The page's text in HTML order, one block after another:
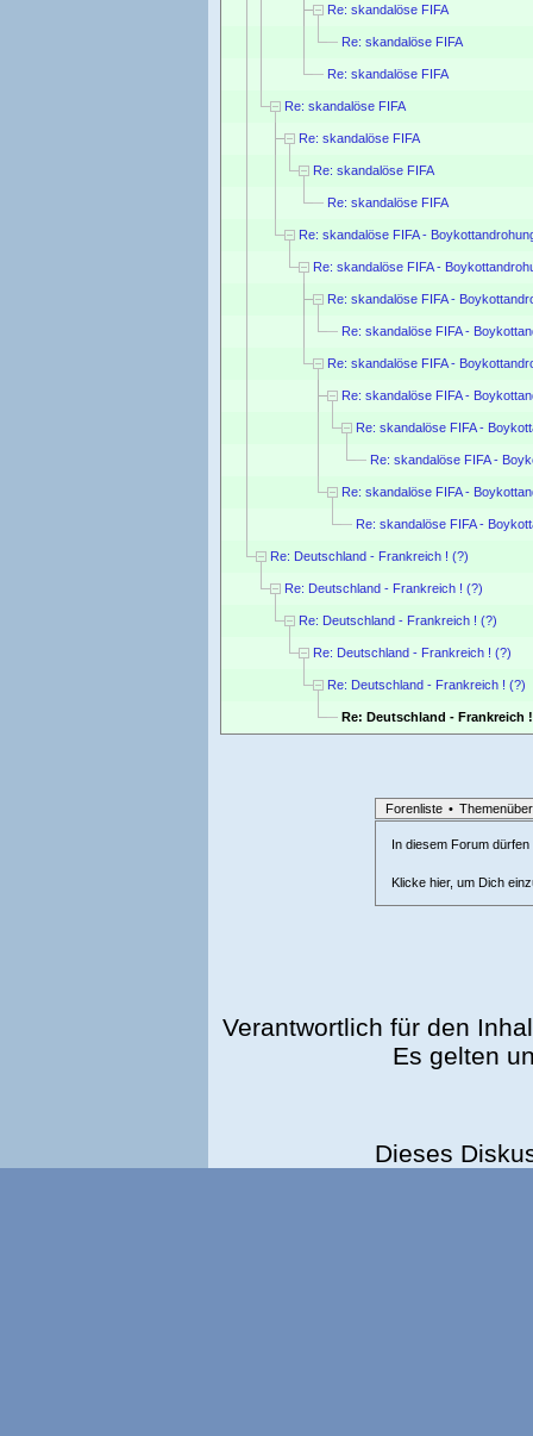
Re: skandalöse FIFA
Re: skandalöse FIFA
Re: skandalöse FIFA
Re: skandalöse FIFA
Re: skandalöse FIFA
Re: skandalöse FIFA
Re: skandalöse FIFA
Re: skandalöse FIFA -
Re: skandalöse FIFA -
Re: skandalöse FIFA -
Re: skandalöse FIFA -
Re: skandalöse FIFA -
Re: skandalöse FIFA -
Re: skandalöse FIFA -
Re: skandalöse FIFA -
Re: skandalöse FIFA -
Re: skandalöse FIFA -
Re: Deutschland - Frankreich ! (?)
Re: Deutschland - Frankreich ! (?)
Re: Deutschland - Frankreich ! (?)
Re: Deutschland - Frankreich ! (?)
Re: Deutschland - Frankreich ! (?)
Re: Deutschland - Frankreich
Forenliste •
In diesem Forum
Klicke hier, um Dich
Verantwortlich für den
Es gelten
Dieses